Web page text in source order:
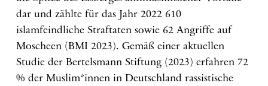
dar und zählte für das Jahr 2022 610
islamfeindliche Straftaten sowie 62 Angriffe auf
Moscheen (BMI 2023). Gemäß einer aktuellen
Studie der Bertelsmann Stiftung (2023) erfahren 72
% der Muslim*innen in Deutschland rassistische